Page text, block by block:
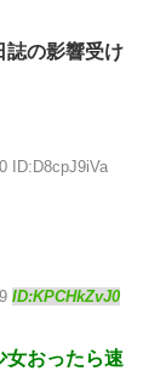
誌の影響受け
ID:D8cpJ9iVa
ID:KPCHkZvJ0
女おったら速